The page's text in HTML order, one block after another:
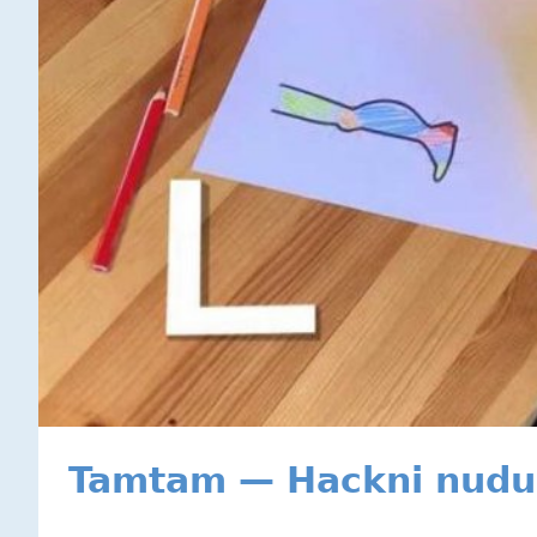
Tamtam — Hackni